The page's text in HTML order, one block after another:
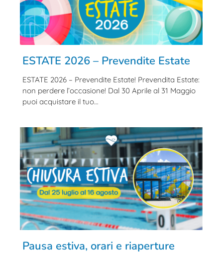
ESTATE 2026 – Prevendite Estate
ESTATE 2026 – Prevendite Estate! Prevendita Estate:
non perdere l’occasione! Dal 30 Aprile al 31 Maggio
puoi acquistare il tuo…
Pausa estiva, orari e riaperture